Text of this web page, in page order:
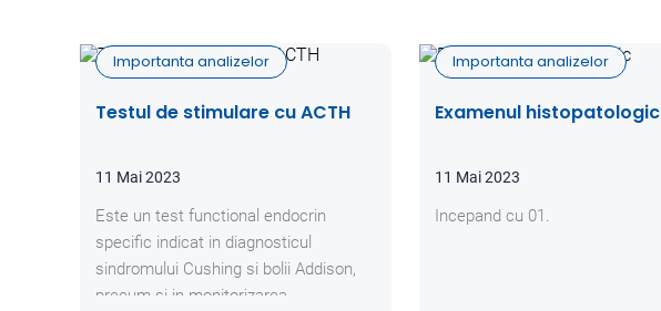
Importanta analizelor
Testul de stimulare cu ACTH
11 Mai 2023
Este un test functional endocrin
specific indicat in diagnosticul
sindromului Cushing si bolii Addison,
precum si in monitorizarea
Importanta analizelor
Examenul histopatologic
11 Mai 2023
Incepand cu 01.